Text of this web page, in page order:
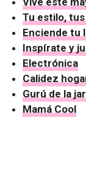
Tu estilo,
Enciende tu
Inspírate y
Electrónica
Calidez
Gurú de la
Mamá Cool